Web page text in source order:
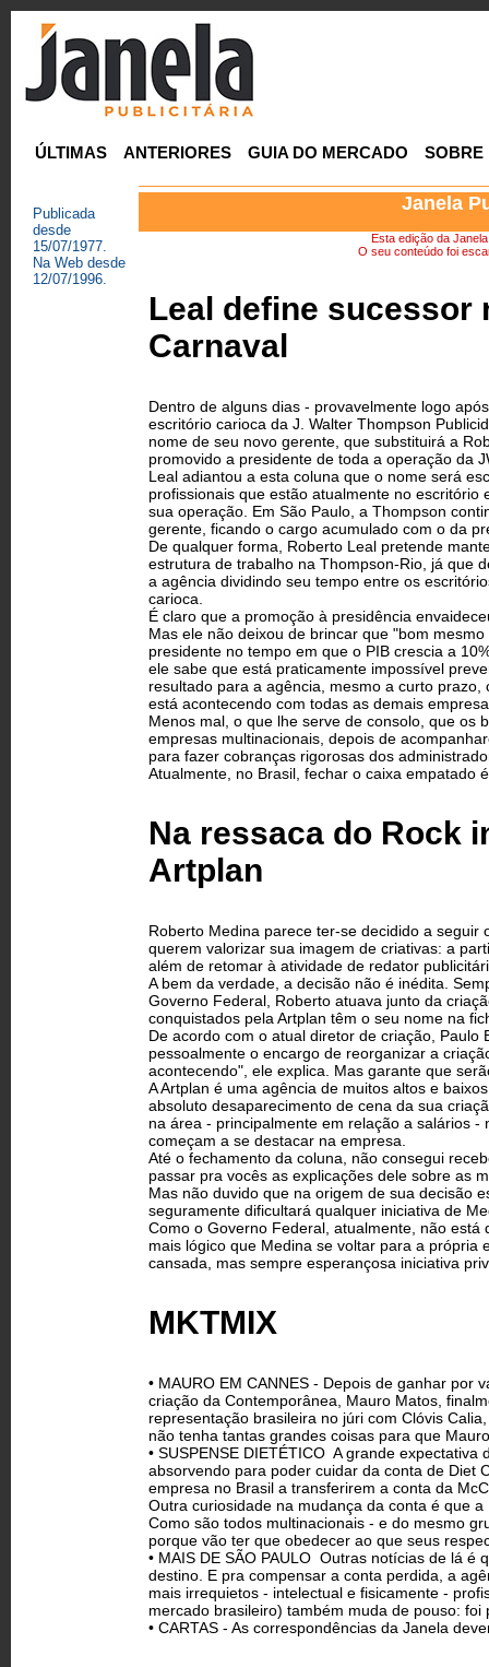
ÚLTIMAS ANTERIORES GUIA DO MERCADO SOBRE
Publicada
desde
15/07/1977.
Na Web desde
12/07/1996.
Janela
Esta edição da
O seu conteúdo foi
Leal define sucessor
Carnaval
Dentro de alguns dias - provavelmente logo
escritório carioca da J. Walter Thompson
nome de seu novo gerente, que substituirá a
promovido a presidente de toda a operação da
Leal adiantou a esta coluna que o nome será
profissionais que estão atualmente no escritório
sua operação. Em São Paulo, a Thompson
gerente, ficando o cargo acumulado com o da
De qualquer forma, Roberto Leal pretende
estrutura de trabalho na Thompson-Rio, já que
a agência dividindo seu tempo entre os
carioca.
É claro que a promoção à presidência
Mas ele não deixou de brincar que "bom
presidente no tempo em que o PIB crescia a
ele sabe que está praticamente impossível
resultado para a agência, mesmo a curto prazo,
está acontecendo com todas as demais
Menos mal, o que lhe serve de consolo, que os
empresas multinacionais, depois de
para fazer cobranças rigorosas dos
Atualmente, no Brasil, fechar o caixa empatado
Na ressaca do Rock
Artplan
Roberto Medina parece ter-se decidido a
querem valorizar sua imagem de criativas: a
além de retomar à atividade de redator
A bem da verdade, a decisão não é inédita.
Governo Federal, Roberto atuava junto da
conquistados pela Artplan têm o seu nome na
De acordo com o atual diretor de criação,
pessoalmente o encargo de reorganizar a
acontecendo", ele explica. Mas garante que
A Artplan é uma agência de muitos altos e
absoluto desaparecimento de cena da sua
na área - principalmente em relação a salários
começam a se destacar na empresa.
Até o fechamento da coluna, não consegui
passar pra vocês as explicações dele sobre as
Mas não duvido que na origem de sua decisão
seguramente dificultará qualquer iniciativa de
Como o Governo Federal, atualmente, não
mais lógico que Medina se voltar para a
cansada, mas sempre esperançosa iniciativa
MKTMIX
• MAURO EM CANNES - Depois de ganhar por
criação da Contemporânea, Mauro Matos,
representação brasileira no júri com Clóvis
não tenha tantas grandes coisas para que
• SUSPENSE DIETÉTICO ­ A grande
absorvendo para poder cuidar da conta de Diet
empresa no Brasil a transferirem a conta da
Outra curiosidade na mudança da conta é que
Como são todos multinacionais - e do mesmo
porque vão ter que obedecer ao que seus
• MAIS DE SÃO PAULO ­ Outras notícias de lá
destino. E pra compensar a conta perdida, a
mais irrequietos - intelectual e fisicamente -
mercado brasileiro) também muda de pouso: foi
• CARTAS - As correspondências da Janela